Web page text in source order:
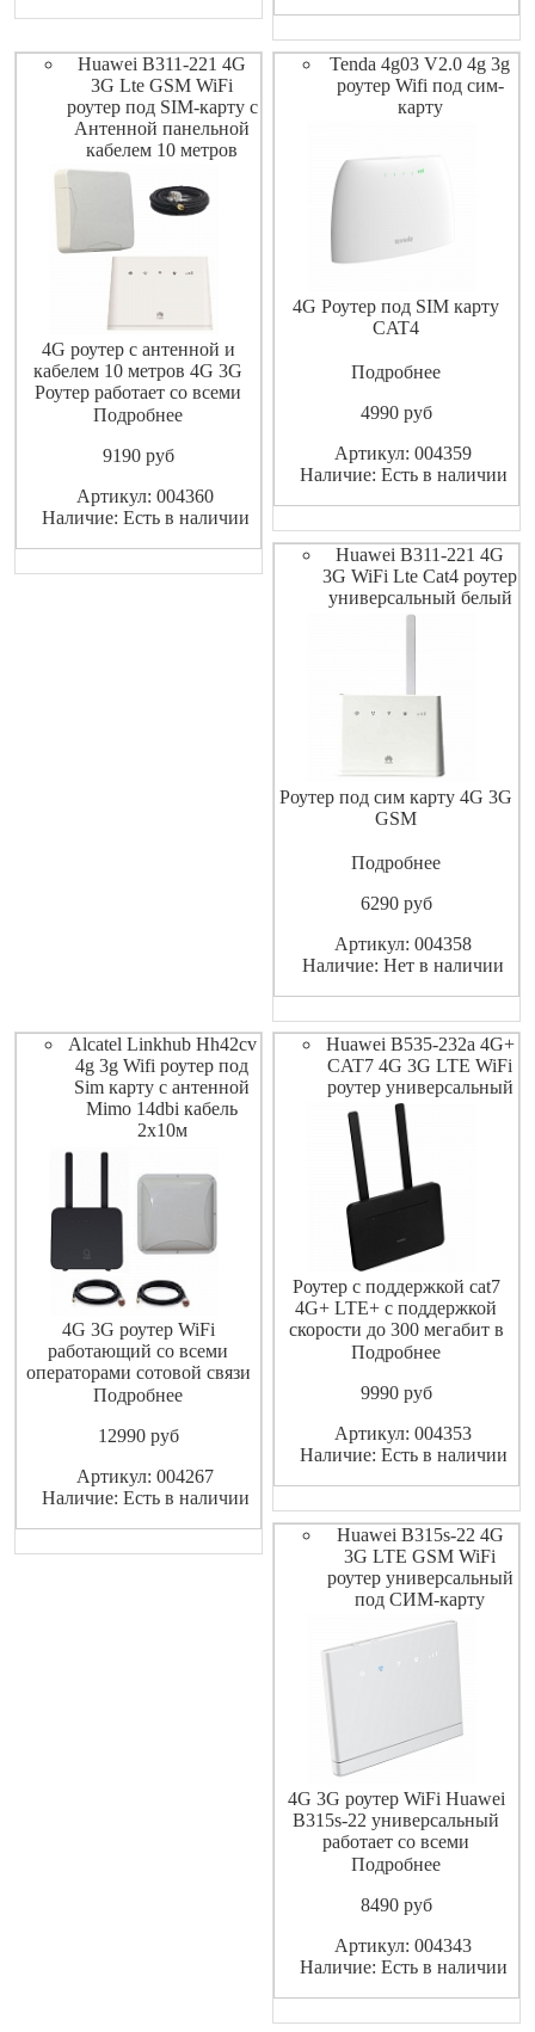
Huawei B311-221 4G
3G Lte GSM WiFi
роутер под SIM-карту с
Антенной панельной
кабелем 10 метров
4G роутер с антенной и
кабелем 10 метров 4G 3G
Роутер работает со всеми
операторами сотовой связи
тарифными планами у
работе с модемами
роутерами . Входной
Подробнее
9190pуб
Артикул: 004360
Наличие: Есть в наличии
Tenda 4g03 V2.0 4g 3g
роутер Wifi под сим-
карту
4G Роутер под SIM карту
CAT4
Подробнее
4990pуб
Артикул: 004359
Наличие: Есть в наличии
Huawei B311-221 4G
3G WiFi Lte Cat4 роутер
универсальный белый
Роутер под сим карту 4G 3G
GSM
Подробнее
6290pуб
Артикул: 004358
Наличие: Нет в наличии
Alcatel Linkhub Hh42cv
4g 3g Wifi роутер под
Sim карту с антенной
Mimo 14dbi кабель
2х10м
4G 3G роутер WiFi
работающий со всеми
операторами сотовой связи
сети GSM LTE 3G 4G с
для улучшения приема
роутера чтоб увеличить
сигнал сотового сигнала в
Подробнее
12990pуб
Артикул: 004267
Наличие: Есть в наличии
Huawei B535-232a 4G+
CAT7 4G 3G LTE WiFi
роутер универсальный
Роутер с поддержкой cat7
4G+ LTE+ с поддержкой
скорости до 300 мегабит в
секунду , возможность
устройств по сети WiFi , для
сотовой связи есть
возможность подключения
Подробнее
9990pуб
Артикул: 004353
Наличие: Есть в наличии
Huawei B315s-22 4G
3G LTE GSM WiFi
роутер универсальный
под СИМ-карту
4G 3G роутер WiFi Huawei
B315s-22 универсальный
работает со всеми
операторами сети GSM
Билайн Yota и другие с
ограничений по работе с
модемами роутерами, имеет
Подробнее
8490pуб
Артикул: 004343
Наличие: Есть в наличии